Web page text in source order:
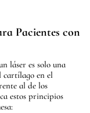
Pacientes con
láser es solo una
en el
al de los
estos principios